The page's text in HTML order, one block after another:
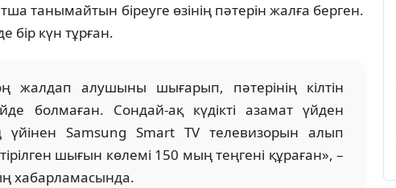
танымайтын біреуге өзінің пәтерін жалға берген.
бір күн тұрған.
жалдап алушыны шығарып, пәтерінің кілтін
болмаған. Сондай-ақ күдікті азамат үйден
үйінен Samsung Smart TV телевизорын алып
шығын көлемі 150 мың теңгені құраған», –
хабарламасында.